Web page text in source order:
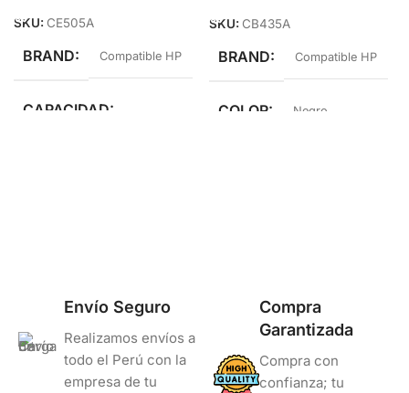
SKU: CE505A
BRAND Compatible HP
CAPACIDAD
SKU: CB435A
BRAND Compatible HP
COLOR Negro
Envío Seguro
Realizamos envíos a
todo el Perú con la
empresa de tu
Compra
Garantizada
Compra con
confianza; tu